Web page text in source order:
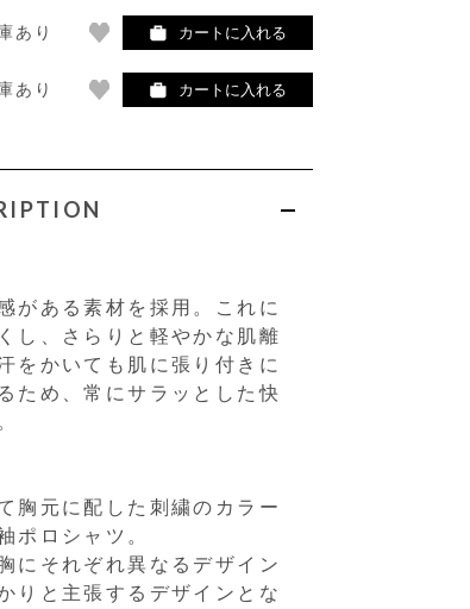
あり カートに入れる
あり カートに入れる
がある素材を採用。これに
し、さらりと軽やかな肌離
をかいても肌に張り付きに
ため、常にサラッとした快
胸元に配した刺繍のカラー
ポロシャツ。
にそれぞれ異なるデザイン
りと主張するデザインとな